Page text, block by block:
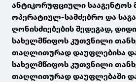
ანტიკორუფციული სააგენტოს
ოპერატიულ-სამძებრო და
ღონისძიებების შედეგად,
სახელმწიფოს კუთვნილი
თაღლითურად დაუფლებისა
სახელმწიფოს კუთვნილი
თაღლითურად დაუფლებაში